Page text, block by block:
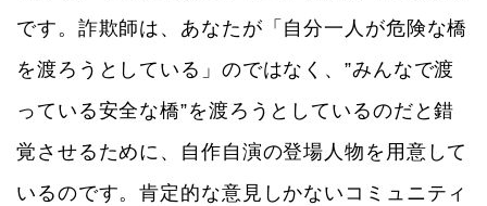
です。詐欺師は、あなたが「自分一人が危険な橋
を渡ろうとしている」のではなく、”みんなで渡
っている安全な橋”を渡ろうとしているのだと錯
覚させるために、自作自演の登場人物を用意して
いるのです。肯定的な意見しかないコミュニティ